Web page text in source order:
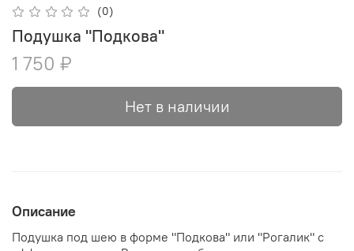
(0)
Подушка "Подкова"
1 750 ₽
Нет в наличии
Описание
Подушка под шею в форме "Подкова" или "Рогалик" с